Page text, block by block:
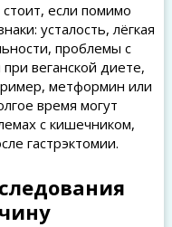
если помимо
усталость, лёгкая
проблемы с
веганской диете,
метформин или
время могут
с кишечником,
гастрэктомии.